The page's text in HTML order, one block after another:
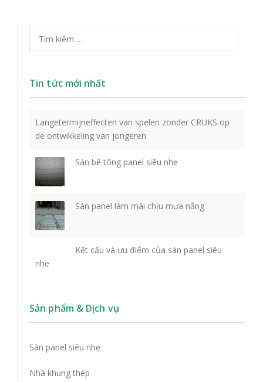
Tìm kiếm cho:
Tin tức mới nhất
Langetermijneffecten van spelen zonder CRUKS op
de ontwikkeling van jongeren
Sàn bê tông panel siêu nhẹ
Sàn panel làm mái chịu mưa nắng
Kết cấu và ưu điểm của sàn panel siêu
nhe
Sản phẩm & Dịch vụ
Sàn panel siêu nhẹ
Nhà khung thép